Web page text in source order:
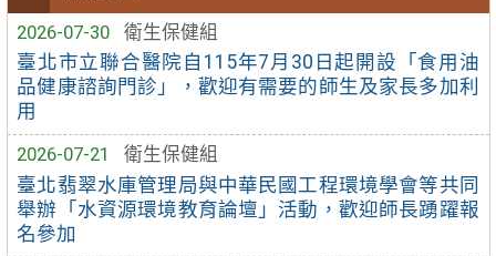
2026-07-30
衛生保健組
臺北市立聯合醫院自115年7月30日起開設「食用油
品健康諮詢門診」，歡迎有需要的師生及家長多加利
用
2026-07-21
衛生保健組
臺北翡翠水庫管理局與中華民國工程環境學會等共同
舉辦「水資源環境教育論壇」活動，歡迎師長踴躍報
名參加